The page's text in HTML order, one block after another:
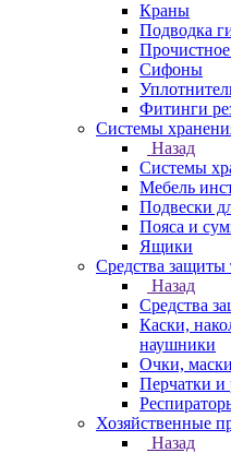
Краны
Подводка
Сифоны
Фитинги
Системы
Назад
Системы
Мебель
Подвески
Пояса и
Ящики
Средства защиты
Назад
Средства
Каски,
наушники
Очки,
Перчатки и
Хозяйственные
Назад